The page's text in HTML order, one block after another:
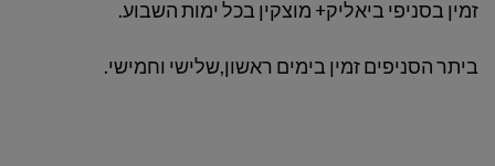
זמין בסניפי ביאליק+ מוצקין בכל ימות השבוע.
ביתר הסניפים זמין בימים ראשון,שלישי וחמישי.